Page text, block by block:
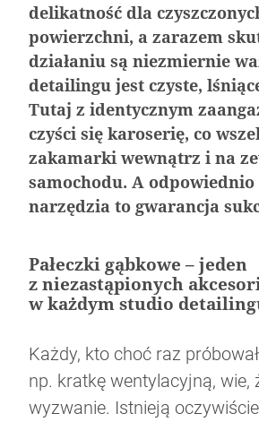
Jak wybrać i czyścić dywaniki
Rusza strefa czystego
Warszawie. Co to oznacza?
Co oznacza zapalona kontrolka
samochodzie?
Bezpieczna jazda zimą okiem
Mistrza
delikatność dla
powierzchni, a zarazem
działaniu są niezmiernie
detailingu jest czyste,
Tutaj z identycznym
czyści się karoserię, co
zakamarki wewnątrz i na
samochodu. A
narzędzia to gwarancja
Pałeczki gąbkowe – jeden
z niezastąpionych
w każdym studio
Każdy, kto choć raz
np. kratkę wentylacyjną, wie,
wyzwanie. Istnieją